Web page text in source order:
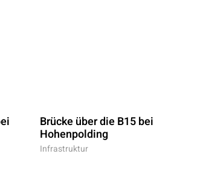
Brücke über die B15 bei
Hohenpolding
Infrastruktur